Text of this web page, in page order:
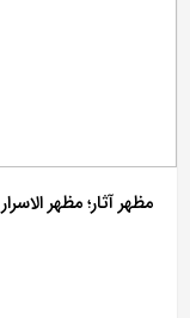
مظهر آثار؛ مظهر الاسرار